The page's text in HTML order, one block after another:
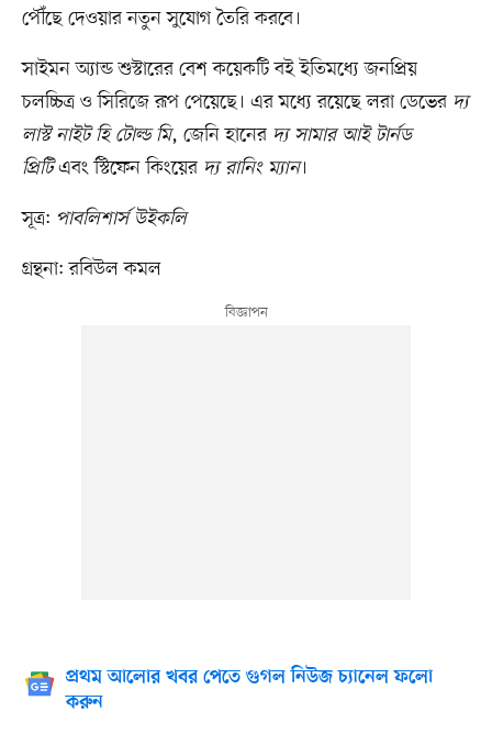
পৌঁছে দেওয়ার নতুন সুযোগ তৈরি করবে।
সাইমন অ্যান্ড শুস্টারের বেশ কয়েকটি বই ইতিমধ্যে জনপ্রিয়
চলচ্চিত্র ও সিরিজে রূপ পেয়েছে। এর মধ্যে রয়েছে লরা ডেভের দ্য
লাস্ট নাইট হি টোল্ড মি, জেনি হানের দ্য সামার আই টার্নড
প্রিটিএবং স্টিফেন কিংয়ের দ্য রানিং ম্যান।
সূত্র: পাবলিশার্স উইকলি
গ্রন্থনা: রবিউল কমল
প্রথম আলোর খবর পেতে গুগল নিউজ চ্যানেল ফলো
করুন